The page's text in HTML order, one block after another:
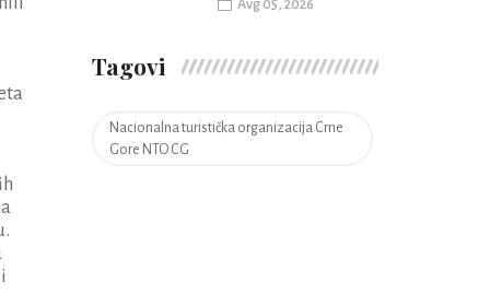
Avg 05, 2026
Tagovi
Nacionalna turistička organizacija Crne
Gore NTO CG